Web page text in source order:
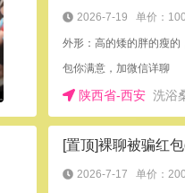
2026-7-19 单价：
外形：高的矮的胖的瘦的
包你满意，加微信详聊
陕西省-西安洗浴
[置顶]裸聊被骗红
2026-7-17 单价：